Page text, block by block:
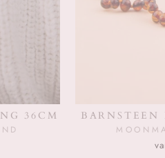
36CM